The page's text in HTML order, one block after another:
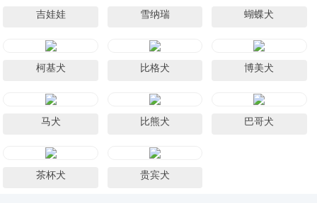
吉娃娃 雪纳瑞 蝴蝶犬
柯基犬 比格犬 博美犬
马犬 比熊犬 巴哥犬
茶杯犬 贵宾犬